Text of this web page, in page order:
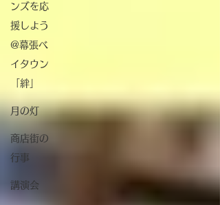
ンズを応
援しよう
@幕張ベ
イタウン
「絆」
月の灯
商店街の
行事
講演会